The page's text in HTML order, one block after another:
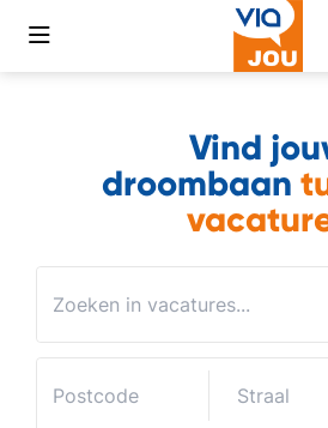
Vind
droombaan